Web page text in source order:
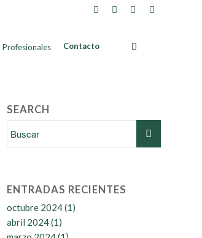
Profesionales Contacto
SEARCH
ENTRADAS RECIENTES
octubre 2024(1)
abril 2024(1)